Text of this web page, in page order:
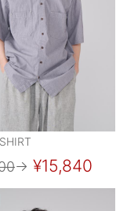
→ ¥15,840